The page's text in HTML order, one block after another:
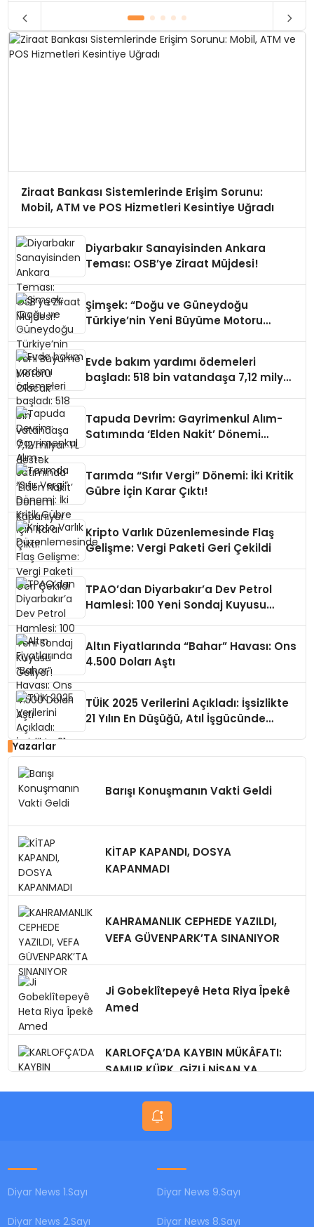
Ziraat Bankası Sistemlerinde Erişim Sorunu:
Mobil, ATM ve POS Hizmetleri Kesintiye Uğradı
Diyarbakır Sanayisinden Ankara
Teması: OSB’ye Ziraat Müjdesi!
Şimşek: “Doğu ve Güneydoğu
Türkiye’nin Yeni Büyüme Motoru
Evde bakım yardımı ödemeleri
başladı: 518 bin vatandaşa 7,12 milyar
Tapuda Devrim: Gayrimenkul Alım-
Satımında ‘Elden Nakit’ Dönemi
Tarımda “Sıfır Vergi” Dönemi: İki Kritik
Gübre İçin Karar Çıktı!
Kripto Varlık Düzenlemesinde Flaş
Gelişme: Vergi Paketi Geri Çekildi
TPAO’dan Diyarbakır’a Dev Petrol
Hamlesi: 100 Yeni Sondaj Kuyusu
Altın Fiyatlarında “Bahar” Havası: Ons
4.500 Doları Aştı
TÜİK 2025 Verilerini Açıkladı: İşsizlikte
21 Yılın En Düşüğü, Atıl İşgücünde
Yazarlar
Barışı Konuşmanın Vakti Geldi
KİTAP KAPANDI, DOSYA
KAPANMADI
KAHRAMANLIK CEPHEDE YAZILDI,
VEFA GÜVENPARK’TA SINANIYOR
Ji Gobeklîtepeyê Heta Riya Îpekê
Amed
KARLOFÇA’DA KAYBIN MÜKÂFATI:
SAMUR KÜRK, GİZLİ NİŞAN,YA
Diyar News 1.Sayı
Diyar News 2.Sayı
Diyar News 9.Sayı
Diyar News 8.Sayı